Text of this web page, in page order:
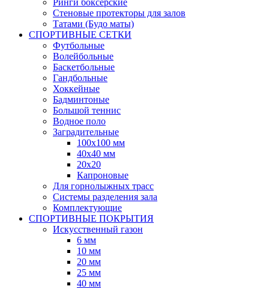
Ринги боксерские
Стеновые протекторы для залов
Татами (Будо маты)
СПОРТИВНЫЕ СЕТКИ
Футбольные
Волейбольные
Баскетбольные
Гандбольные
Хоккейные
Бадминтоные
Большой теннис
Водное поло
Заградительные
100х100 мм
40х40 мм
20х20
Капроновые
Для горнолыжных трасс
Системы разделения зала
Комплектующие
СПОРТИВНЫЕ ПОКРЫТИЯ
Искусственный газон
6 мм
10 мм
20 мм
25 мм
40 мм